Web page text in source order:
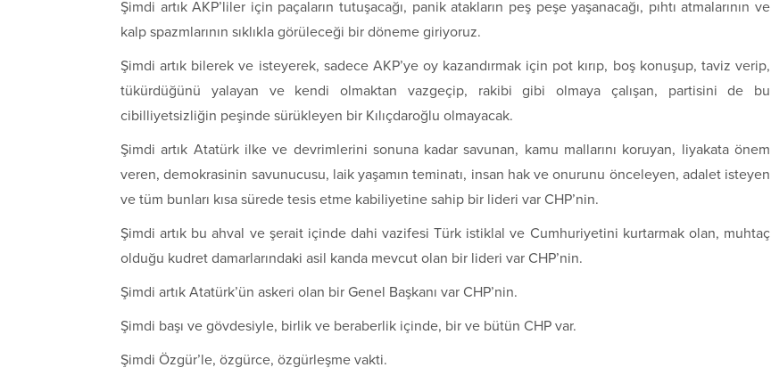
Şimdi artık AKP’liler için paçaların tutuşacağı, panik atakların peş peşe yaşanacağı, pıhtı atmalarının ve
kalp spazmlarının sıklıkla görüleceği bir döneme giriyoruz.
Şimdi artık bilerek ve isteyerek, sadece AKP’ye oy kazandırmak için pot kırıp, boş konuşup, taviz verip,
tükürdüğünü yalayan ve kendi olmaktan vazgeçip, rakibi gibi olmaya çalışan, partisini de bu
cibilliyetsizliğin peşinde sürükleyen bir Kılıçdaroğlu olmayacak.
Şimdi artık Atatürk ilke ve devrimlerini sonuna kadar savunan, kamu mallarını koruyan, liyakata önem
veren, demokrasinin savunucusu, laik yaşamın teminatı, insan hak ve onurunu önceleyen, adalet isteyen
ve tüm bunları kısa sürede tesis etme kabiliyetine sahip bir lideri var CHP’nin.
Şimdi artık bu ahval ve şerait içinde dahi vazifesi Türk istiklal ve Cumhuriyetini kurtarmak olan, muhtaç
olduğu kudret damarlarındaki asil kanda mevcut olan bir lideri var CHP’nin.
Şimdi artık Atatürk’ün askeri olan bir Genel Başkanı var CHP’nin.
Şimdi başı ve gövdesiyle, birlik ve beraberlik içinde, bir ve bütün CHP var.
Şimdi Özgür’le, özgürce, özgürleşme vakti.